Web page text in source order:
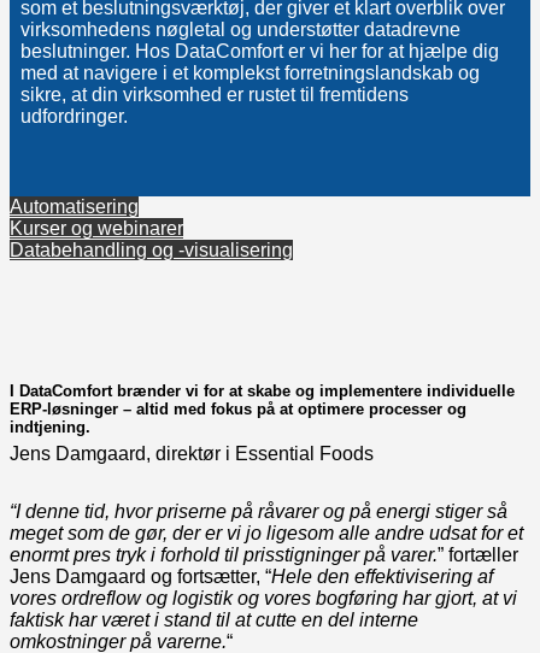
som et beslutningsværktøj, der giver et klart overblik over
virksomhedens nøgletal og understøtter datadrevne
beslutninger. Hos DataComfort er vi her for at hjælpe dig
med at navigere i et komplekst forretningslandskab og
sikre, at din virksomhed er rustet til fremtidens
udfordringer.
Automatisering
Kurser og webinarer
Databehandling og -visualisering
I DataComfort brænder vi for at skabe og implementere individuelle
ERP-løsninger – altid med fokus på at optimere processer og
indtjening.
Jens Damgaard, direktør i Essential Foods
“I denne tid, hvor priserne på råvarer og på energi stiger så
meget som de gør, der er vi jo ligesom alle andre udsat for et
enormt pres tryk i forhold til prisstigninger på varer.” fortæller
Jens Damgaard og fortsætter, “Hele den effektivisering af
vores ordreflow og logistik og vores bogføring har gjort, at vi
faktisk har været i stand til at cutte en del interne
omkostninger på varerne.“